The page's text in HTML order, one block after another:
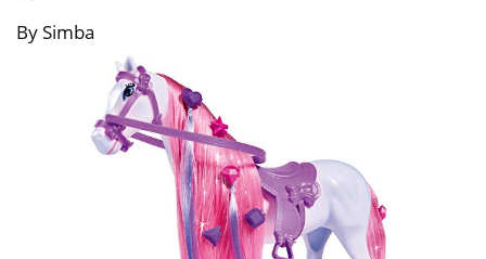
By Simba